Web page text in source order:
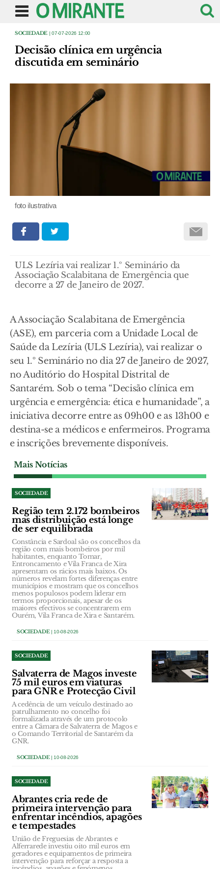
SOCIEDADE | 07-07-2026 12:00
Decisão clínica em urgência
discutida em seminário
foto ilustrativa
ULS Lezíria vai realizar 1.º Seminário da
Associação Scalabitana de Emergência que
decorre a 27 de Janeiro de 2027.
A Associação Scalabitana de Emergência
(ASE), em parceria com a Unidade Local de
Saúde da Lezíria (ULS Lezíria), vai realizar o
seu 1.º Seminário no dia 27 de Janeiro de 2027,
no Auditório do Hospital Distrital de
Santarém. Sob o tema “Decisão clínica em
urgência e emergência: ética e humanidade”, a
iniciativa decorre entre as 09h00 e as 13h00 e
destina-se a médicos e enfermeiros. Programa
e inscrições brevemente disponíveis.
Mais Notícias
SOCIEDADE
Região tem 2.172 bombeiros
mas distribuição está longe
de ser equilibrada
Constância e Sardoal são os concelhos da
região com mais bombeiros por mil
habitantes, enquanto Tomar,
Entroncamento e Vila Franca de Xira
apresentam os rácios mais baixos. Os
números revelam fortes diferenças entre
municípios e mostram que os concelhos
menos populosos podem liderar em
termos proporcionais, apesar de os
maiores efectivos se concentrarem em
Ourém, Vila Franca de Xira e Santarém.
SOCIEDADE| 10-08-2026
SOCIEDADE
Salvaterra de Magos investe
75 mil euros em viaturas
para GNR e Protecção Civil
A cedência de um veículo destinado ao
patrulhamento no concelho foi
formalizada através de um protocolo
entre a Câmara de Salvaterra de Magos e
o Comando Territorial de Santarém da
GNR.
SOCIEDADE| 10-08-2026
SOCIEDADE
Abrantes cria rede de
primeira intervenção para
enfrentar incêndios, apagões
e tempestades
União de Freguesias de Abrantes e
Alferrarede investiu oito mil euros em
geradores e equipamentos de primeira
intervenção para reforçar a resposta a